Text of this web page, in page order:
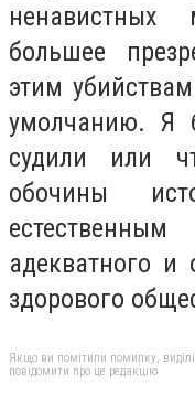
большее
этим
умолчанию. Я
судили или
обочины
адекватного и
здорового
Якщо ви помітили помилку,
повідомити про це редакцію